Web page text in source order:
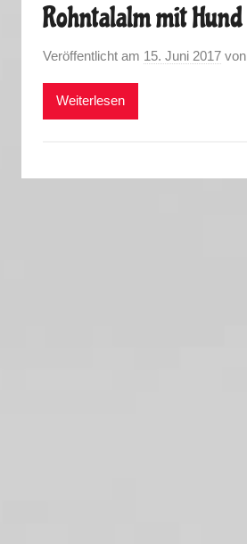
Rohntalalm mit Hund
Veröffentlicht am 15. Juni 2017 von
Weiterlesen